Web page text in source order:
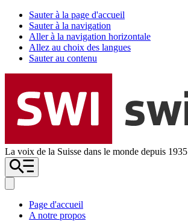
Sauter à la page d'accueil
Sauter à la navigation
Aller à la navigation horizontale
Allez au choix des langues
Sauter au contenu
La voix de la Suisse dans le monde depuis 1935
Page d'accueil
A notre propos